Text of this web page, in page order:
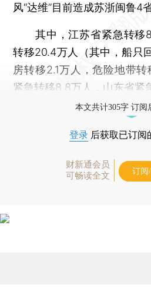
风“达维”目前造成苏浙闽鲁4
其中，江苏省紧急转移
转移20.4万人（其中，船只
房转移2.1万人，危险地带
紧急转移8.8万人，山东省紧
本文共计305字 订阅
登录 后获取已订阅
财新通会员
可畅读全文
订阅